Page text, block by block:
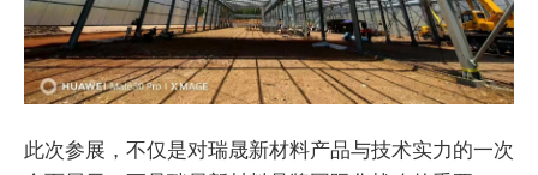
此次参展，不仅是对瑞晟新材料产品与技术实力的一次